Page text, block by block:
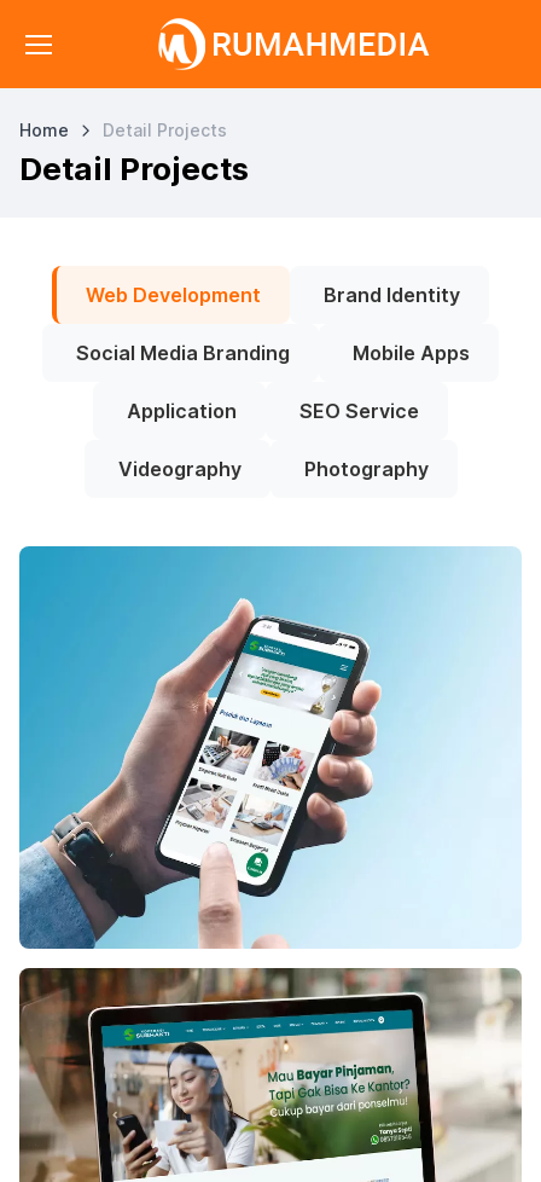
Home Detail Projects
Detail Projects
Web Development Brand Identity
Social Media Branding Mobile Apps
Application SEO Service
Videography Photography